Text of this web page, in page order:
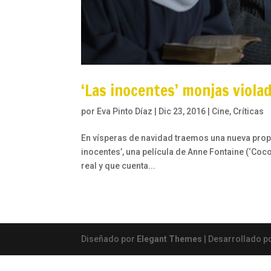
‘Las inocentes’ monjas
por Eva Pinto Díaz Dic 23, 2016 Cine, Críticas
En vísperas de navidad traemos una nueva
inocentes’, una película de Anne Fontaine
real y que cuenta...
Diseñado por Elegant Themes | Desarrollado